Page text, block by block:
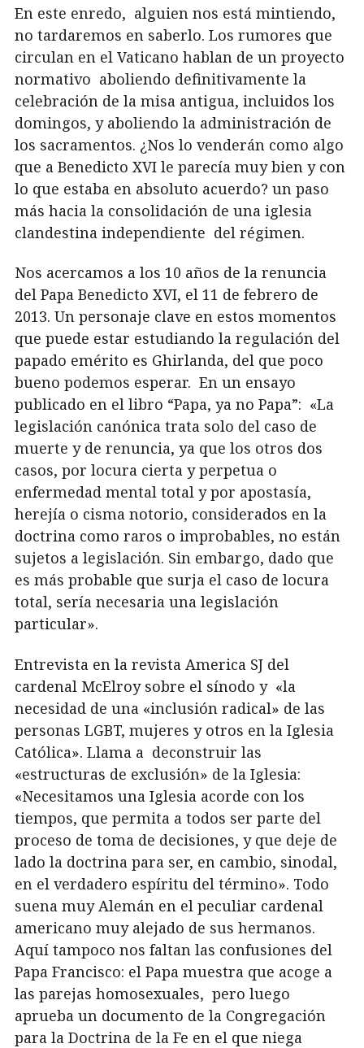
En este enredo, alguien nos está mintiendo,
no tardaremos en saberlo. Los rumores que
circulan en el Vaticano hablan de un proyecto
normativo aboliendo definitivamente la
celebración de la misa antigua, incluidos los
domingos, y aboliendo la administración de
los sacramentos. ¿Nos lo venderán como algo
que a Benedicto XVI le parecía muy bien y con
lo que estaba en absoluto acuerdo? un paso
más hacia la consolidación de una iglesia
clandestina independiente del régimen.
Nos acercamos a los 10 años de la renuncia
del Papa Benedicto XVI, el 11 de febrero de
2013. Un personaje clave en estos momentos
que puede estar estudiando la regulación del
papado emérito es Ghirlanda, del que poco
bueno podemos esperar. En un ensayo
publicado en el libro “Papa, ya no Papa”: «La
legislación canónica trata solo del caso de
muerte y de renuncia, ya que los otros dos
casos, por locura cierta y perpetua o
enfermedad mental total y por apostasía,
herejía o cisma notorio, considerados en la
doctrina como raros o improbables, no están
sujetos a legislación. Sin embargo, dado que
es más probable que surja el caso de locura
total, sería necesaria una legislación
particular».
Entrevista en la revista America SJ del
cardenal McElroy sobre el sínodo y «la
necesidad de una «inclusión radical» de las
personas LGBT, mujeres y otros en la Iglesia
Católica». Llama a deconstruir las
«estructuras de exclusión» de la Iglesia:
«Necesitamos una Iglesia acorde con los
tiempos, que permita a todos ser parte del
proceso de toma de decisiones, y que deje de
lado la doctrina para ser, en cambio, sinodal,
en el verdadero espíritu del término». Todo
suena muy Alemán en el peculiar cardenal
americano muy alejado de sus hermanos.
Aquí tampoco nos faltan las confusiones del
Papa Francisco: el Papa muestra que acoge a
las parejas homosexuales, pero luego
aprueba un documento de la Congregación
para la Doctrina de la Fe en el que niega